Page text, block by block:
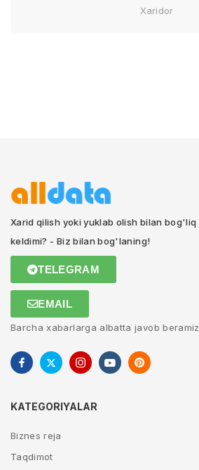
Xaridor
Xarid qilish yoki yuklab olish bilan bog'liq
keldimi? - Biz bilan bog'laning!
TELEGRAM
EMAIL
Barcha xabarlarga albatta javob
KATEGORIYALAR
Biznes reja
Taqdimot